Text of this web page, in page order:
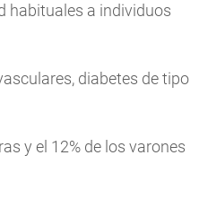
habituales a individuos
diabetes de tipo
y el 12% de los varones